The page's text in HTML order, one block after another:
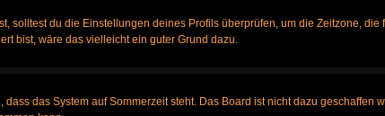
du die Einstellungen deines Profils überprüfen, um die Zeitzone, die
bist, wäre das vielleicht ein guter Grund dazu.
das System auf Sommerzeit steht. Das Board ist nicht dazu geschaffen